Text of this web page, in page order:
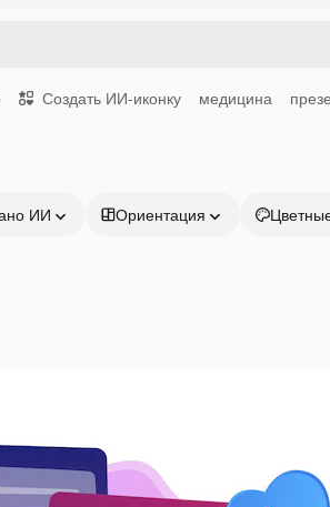
Создать ИИ-иконку медицина
ИИ Ориентация
Продукция Начать